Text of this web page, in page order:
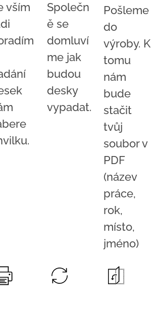
vším
Společn
ě se
domluví
me jak
budou
desky
vypadat.
Pošleme
do
výroby. K
tomu
nám
bude
stačit
tvůj
soubor v
PDF
(název
práce,
rok,
místo,
jméno)